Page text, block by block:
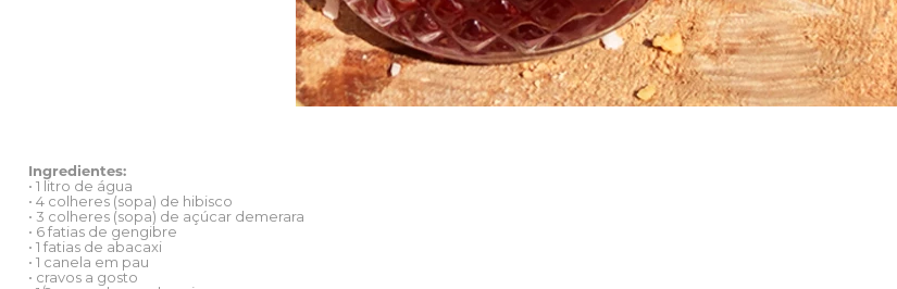
Ingredientes:
• 1 litro de água
• 4 colheres (sopa) de hibisco
• 3 colheres (sopa) de açúcar demerara
• 6 fatias de gengibre
• 1 fatias de abacaxi
• 1 canela em pau
• cravos a gosto